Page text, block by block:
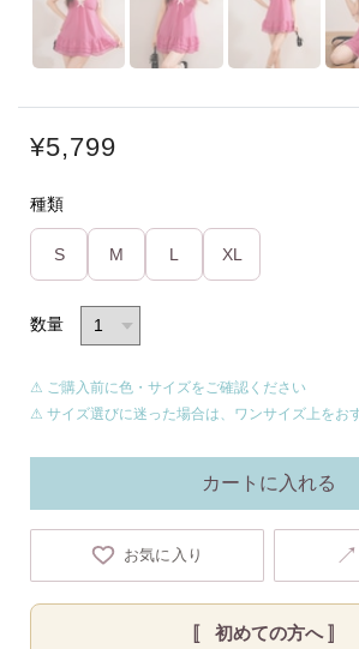
¥5,799
種類
S M XL
数量
⚠ ご購入前に色・サイズをご確認ください
⚠ サイズ選びに迷った場合は、ワンサイズ上をお
カートに入れる
お気に入り ↗
〚 初めての方へ 〛